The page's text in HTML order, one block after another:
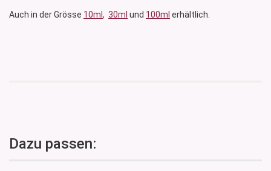
Auch in der Grösse 10ml , 30ml und 100ml erhältlich.
Dazu passen: